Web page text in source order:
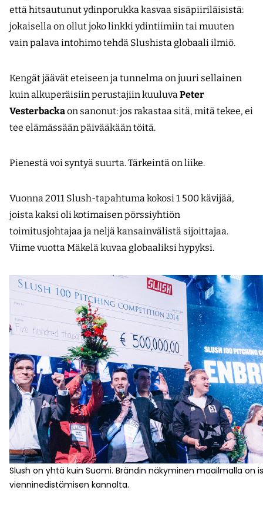
että hitsautunut ydinporukka kasvaa sisäpiiriläisistä:
jokaisella on ollut joko linkki ydintiimiin tai muuten
vain palava intohimo tehdä Slushista globaali ilmiö.
Kengät jäävät eteiseen ja tunnelma on juuri sellainen
kuin alkuperäisiin perustajiin kuuluvaPeter
Vesterbackaon sanonut: jos rakastaa sitä, mitä tekee, ei
tee elämässään päivääkään töitä.
Pienestä voi syntyä suurta. Tärkeintä on liike.
Vuonna 2011 Slush-tapahtuma kokosi 1 500 kävijää,
joista kaksi oli kotimaisen pörssiyhtiön
toimitusjohtajaa ja neljä kansainvälistä sijoittajaa.
Viime vuotta Mäkelä kuvaa globaaliksi hypyksi.
Slush on yhtä kuin Suomi. Brändin näkyminen maailmalla on
vienninedistämisen kannalta.